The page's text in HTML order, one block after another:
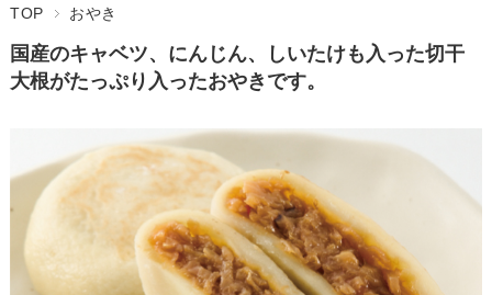
TOP おやき
国産のキャベツ、にんじん、しいたけも入った切干
大根がたっぷり入ったおやきです。